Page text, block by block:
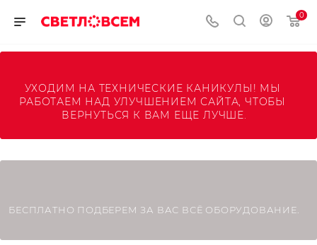
0
УХОДИМ НА ТЕХНИЧЕСКИЕ КАНИКУЛЫ! МЫ
РАБОТАЕМ НАД УЛУЧШЕНИЕМ САЙТА, ЧТОБЫ
ВЕРНУТЬСЯ К ВАМ ЕЩЕ ЛУЧШЕ.
БЕСПЛАТНО ПОДБЕРЕМ ЗА ВАС ВСЁ ОБОРУДОВАНИЕ.